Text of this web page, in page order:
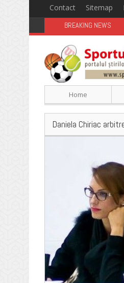
Contact Sitemap
BREAKING NEWS
Home
Daniela Chiriac